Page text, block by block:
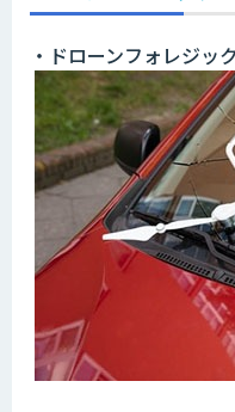
・ドローンフォレジッ